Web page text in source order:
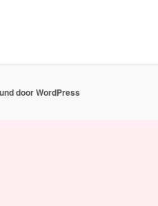
door WordPress